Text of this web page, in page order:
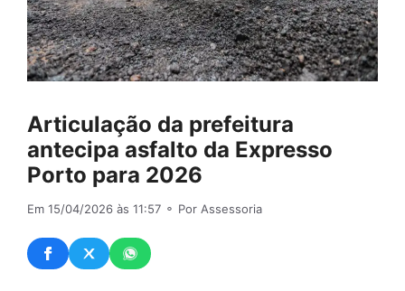
Articulação da prefeitura
antecipa asfalto da Expresso
Porto para 2026
Em 15/04/2026 às 11:57 ⚬ Por Assessoria